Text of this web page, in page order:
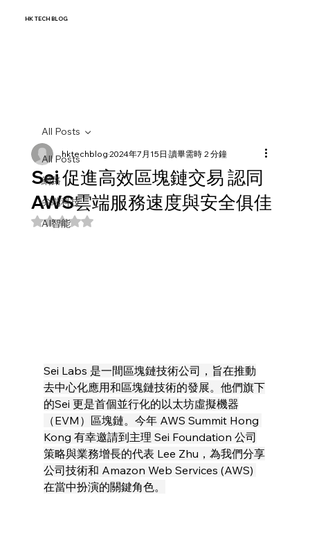
HK TECH BLOG
All Posts
網路
尖端科技
AI智能
All Posts
Sei 促進高效區塊鏈交易 認同
AWS雲端服務速度與安全俱佳
hktechblog2024年7月15日 讀畢需時 2 分鐘
評等為 NaN（最高為 5 顆星）。
Sei Labs 是一間區塊鏈技術公司，旨在推動
去中心化應用和區塊鏈技術的發展。他們旗下
的Sei 更是首個並行化的以太坊虛擬機器
（EVM）區塊鏈。今年 AWS Summit Hong
Kong 有幸邀請到主理 Sei Foundation 公司
策略與業務增長的代表 Lee Zhu，為我們分享
公司技術和 Amazon Web Services (AWS)
在當中扮演的關鍵角色。